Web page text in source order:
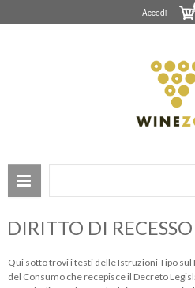
Accedi
DIRITTO DI RECESSO
Qui sotto trovi i testi delle Istruzioni Tipo
del Consumo che recepisce il Decreto